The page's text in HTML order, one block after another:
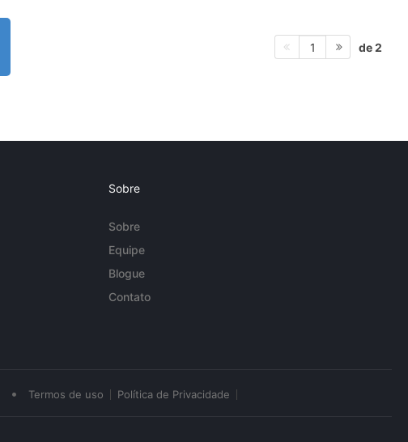
1 de 2
Sobre
Sobre
Equipe
Blogue
Contato
• Termos de uso Política de Privacidade